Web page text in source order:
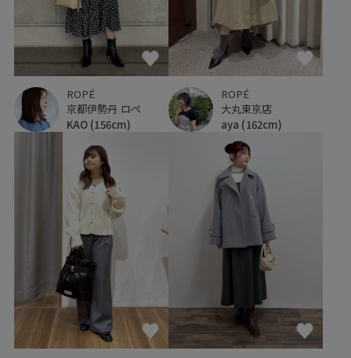
ROPÉ
京都伊勢丹 ロペ
KAO (156cm)
ROPÉ
大丸東京店
aya (162cm)